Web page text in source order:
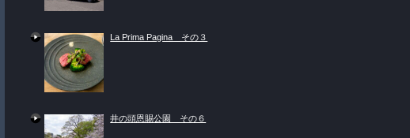
La Prima Pagina その３
井の頭恩賜公園 その６